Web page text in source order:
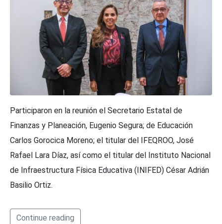
Participaron en la reunión el Secretario Estatal de
Finanzas y Planeación, Eugenio Segura; de Educación
Carlos Gorocica Moreno; el titular del IFEQROO, José
Rafael Lara Díaz, así como el titular del Instituto Nacional
de Infraestructura Física Educativa (INIFED) César Adrián
Basilio Ortiz.
Continue reading